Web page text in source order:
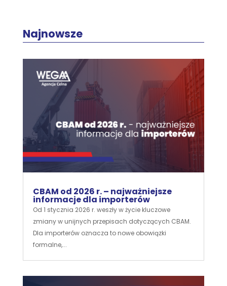
Najnowsze
CBAM od 2026 r. – najważniejsze
informacje dla importerów
Od 1 stycznia 2026 r. weszły w życie kluczowe
zmiany w unijnych przepisach dotyczących CBAM.
Dla importerów oznacza to nowe obowiązki
formalne,...